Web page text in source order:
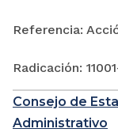
Referencia:
Radicación:
Consejo de
Administrativo